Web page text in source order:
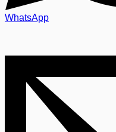
WhatsApp